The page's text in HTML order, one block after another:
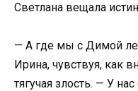
Светлана вещала
— А где мы с Димой
Ирина, чувствуя, как
тягучая злость. — У